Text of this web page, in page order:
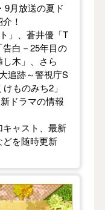
9月放送の夏ド
！
」、蒼井優「T
白－25年目の
木」、さら
追跡～警視庁S
ものみち2」
ドラマの情報
ャスト、最新
を随時更新
ド